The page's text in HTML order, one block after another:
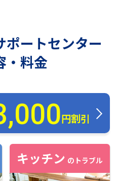
ポートセンター
・料金
円割引
キッチン のトラブル